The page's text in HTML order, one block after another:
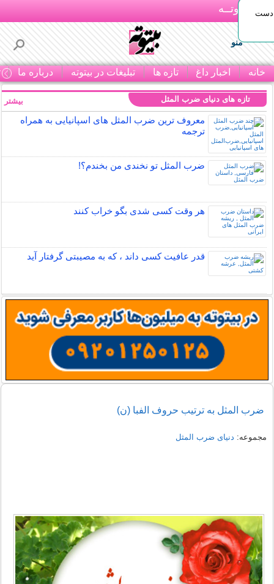
بـیتوتــه
منو
خانه اخبار داغ تازه ها تبلیغات در بیتوته درباره ما
دست
تازه های دنیای ضرب المثل
معروف ترین ضرب المثل های اسپانیایی به همراه
ترجمه
ضرب المثل تو نخندی من بخندم؟!
هر وقت کسی شدی بگو خراب کنند
قدر عافیت کسی داند ، که به مصیبتی گرفتار آید
بیشتر
ضرب المثل به ترتیب حروف الفبا (ن)
مجموعه: دنیای ضرب المثل